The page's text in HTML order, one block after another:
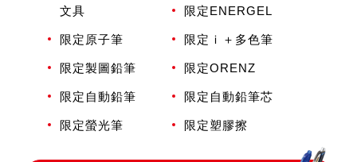
文具 限定ENERGEL
限定原子筆 限定ｉ＋多色筆
限定製圖鉛筆 限定ORENZ
限定自動鉛筆 限定自動鉛筆芯
限定螢光筆 限定塑膠擦